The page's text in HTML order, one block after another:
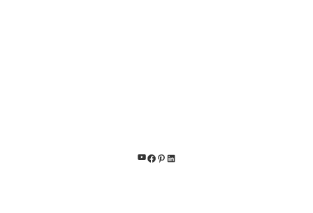
YouTube
Facebook
Pinterest
LinkedIn